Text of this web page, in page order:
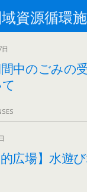
資源循環
中のごみの
的広場】水遊